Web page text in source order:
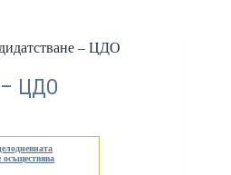
– ЦДО
– ЦДО